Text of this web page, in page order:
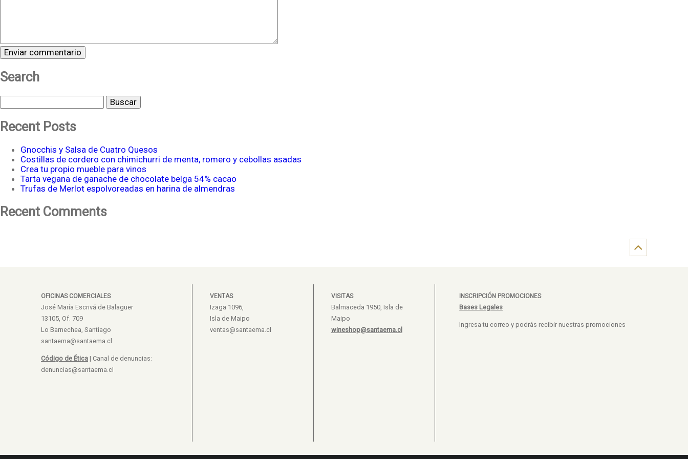
Search
Buscar
Recent Posts
Gnocchis y Salsa de Cuatro Quesos
Costillas de cordero con chimichurri de menta, romero y cebollas asadas
Crea tu propio mueble para vinos
Tarta vegana de ganache de chocolate belga 54% cacao
Trufas de Merlot espolvoreadas en harina de almendras
Recent Comments
OFICINAS COMERCIALES
José María Escrivá de Balaguer
13105, Of. 709
Lo Barnechea, Santiago
santaema@santaema.cl
Código de Ética | Canal de denuncias:
denuncias@santaema.cl
VENTAS
Izaga 1096,
Isla de Maipo
ventas@santaema.cl
VISITAS
Balmaceda 1950, Isla de
Maipo
wineshop@santaema.cl
INSCRIPCIÓN PROMOCIONES
Bases Legales
Ingresa tu correo y podrás recibir nuestras promociones